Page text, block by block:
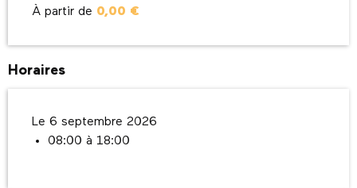
À partir de 0,00 €
Horaires
Le 6 septembre 2026
08:00 à 18:00